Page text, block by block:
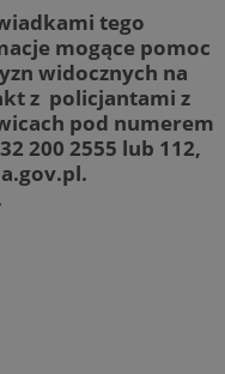
tego
mogące pomoc
widocznych na
z policjantami z
pod numerem
200 2555 lub 112,
.